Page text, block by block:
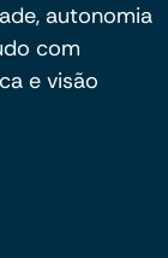
autonomia
com
e visão